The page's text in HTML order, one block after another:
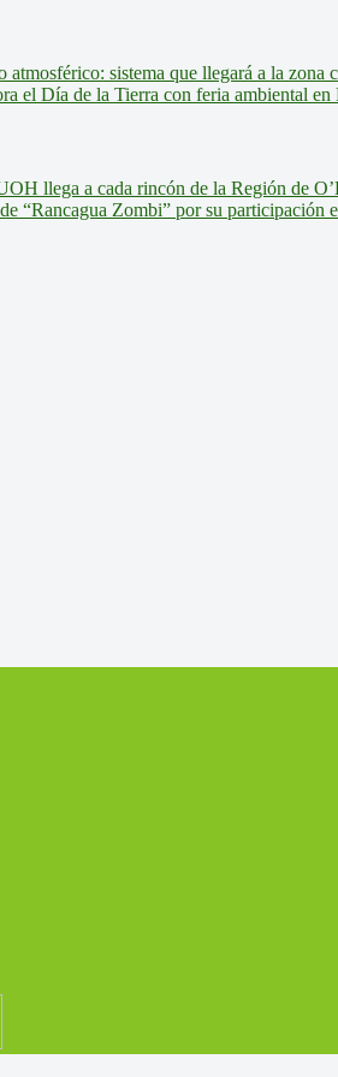
sistema que llegará a la zona
el Día de la Tierra con feria ambiental en
llega a cada rincón de la Región de
“Rancagua Zombi” por su